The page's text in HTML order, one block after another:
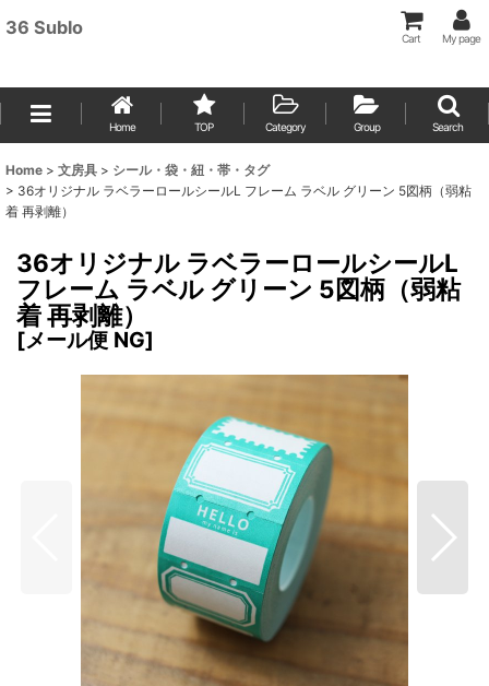
36 Sublo
Cart My page
Home TOP Category Group Search
Home > 文房具 > シール・袋・紐・帯・タグ
> 36オリジナル ラベラーロールシールL フレーム ラベル グリーン 5図柄（弱粘
着 再剥離）
36オリジナル ラベラーロールシールL
フレーム ラベル グリーン 5図柄（弱粘
着 再剥離）
[メール便 NG]